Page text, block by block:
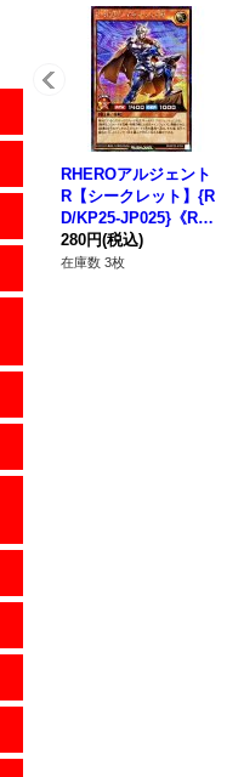
RHEROアルジェント
R【シークレット】{R
D/KP25-JP025}《RD
モンスター》
280円(税込)
在庫数 3枚